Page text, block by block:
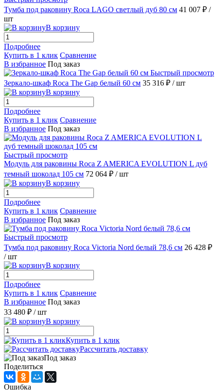
Тумба под раковину Roca LAGO светлый дуб 80 см 41 007 ₽ /
шт
В корзину
Подробнее
Купить в 1 клик Сравнение
В избранное Под заказ
Быстрый просмотр
Зеркало-шкаф Roca The Gap белый 60 см 35 316 ₽ / шт
В корзину
Подробнее
Купить в 1 клик Сравнение
В избранное Под заказ
Быстрый просмотр
Модуль для раковины Roca Z AMERICA EVOLUTION L дуб
темный шоколад 105 см 72 064 ₽ / шт
В корзину
Подробнее
Купить в 1 клик Сравнение
В избранное Под заказ
Быстрый просмотр
Тумба под раковину Roca Victoria Nord белый 78,6 см 26 428 ₽
/ шт
В корзину
Подробнее
Купить в 1 клик Сравнение
В избранное Под заказ
33 480 ₽ / шт
В корзину
Купить в 1 клик
Рассчитать доставку
Под заказ
Поделиться
Ошибка